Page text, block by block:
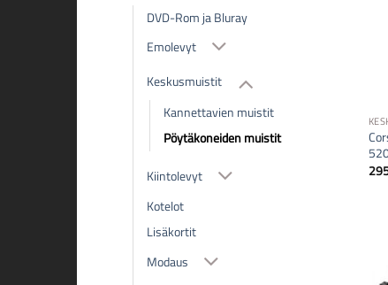
DVD-Rom ja Bluray
Emolevyt
Keskusmuistit
Kannettavien muistit
Pöytäkoneiden muistit
Kiintolevyt
Kotelot
Lisäkortit
Modaus